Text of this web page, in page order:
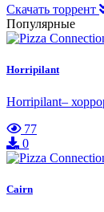
Скачать торрент
Популярные
Horripilant
Horripilant–
77
0
Cairn